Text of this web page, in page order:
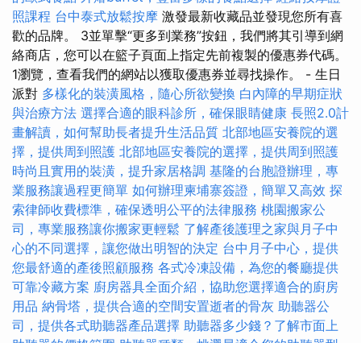
照課程 台中泰式放鬆按摩 激發最新收藏品並發現您所有喜
歡的品牌。 3並單擊“更多到業務”按鈕，我們將其引導到網
絡商店，您可以在籃子頁面上指定先前複製的優惠券代碼。
1瀏覽，查看我們的網站以獲取優惠券並尋找操作。 - 生日
派對 多樣化的裝潢風格，隨心所欲變換 白內障的早期症狀
與治療方法 選擇合適的眼科診所，確保眼睛健康 長照2.0計
畫解讀，如何幫助長者提升生活品質 北部地區安養院的選
擇，提供周到照護 北部地區安養院的選擇，提供周到照護
時尚且實用的裝潢，提升家居格調 基隆的台胞證辦理，專
業服務讓過程更簡單 如何辦理柬埔寨簽證，簡單又高效 探
索律師收費標準，確保透明公平的法律服務 桃園搬家公
司，專業服務讓你搬家更輕鬆 了解產後護理之家與月子中
心的不同選擇，讓您做出明智的決定 台中月子中心，提供
您最舒適的產後照顧服務 各式冷凍設備，為您的餐廳提供
可靠冷藏方案 廚房器具全面介紹，協助您選擇適合的廚房
用品 納骨塔，提供合適的空間安置逝者的骨灰 助聽器公
司，提供各式助聽器產品選擇 助聽器多少錢？了解市面上